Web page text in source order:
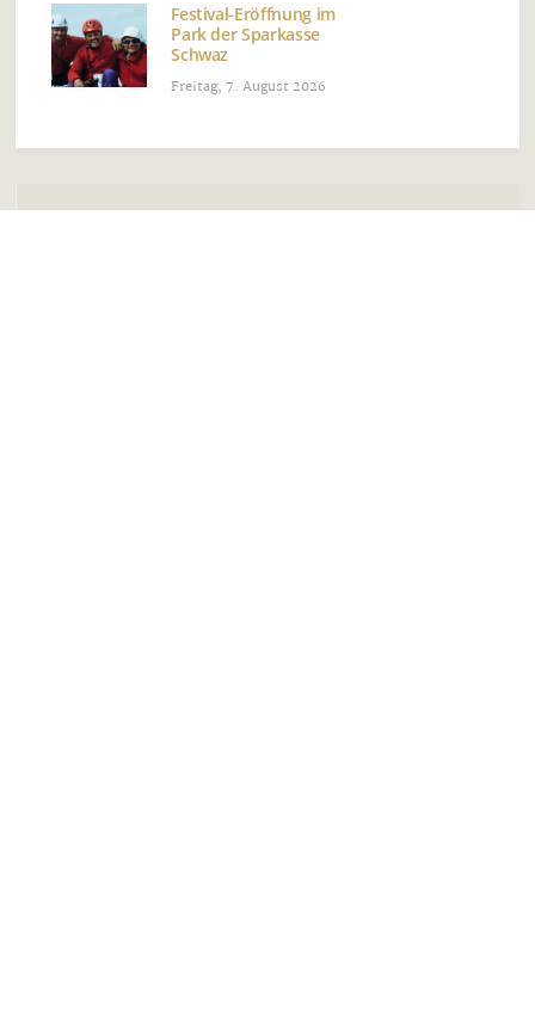
Festival-Eröffnung im
Park der Sparkasse
Schwaz
Freitag, 7. August 2026